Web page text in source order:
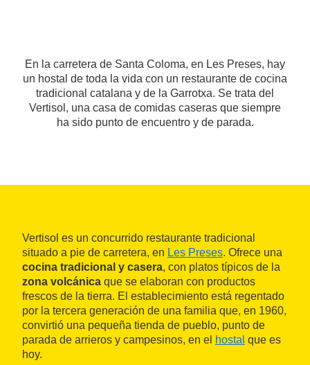
En la carretera de Santa Coloma, en Les Preses, hay
un hostal de toda la vida con un restaurante de cocina
tradicional catalana y de la Garrotxa. Se trata del
Vertisol, una casa de comidas caseras que siempre
ha sido punto de encuentro y de parada.
Vertisol es un concurrido restaurante tradicional
situado a pie de carretera, en Les Preses. Ofrece una
cocina tradicional y casera, con platos típicos de la
zona volcánica que se elaboran con productos
frescos de la tierra. El establecimiento está regentado
por la tercera generación de una familia que, en 1960,
convirtió una pequeña tienda de pueblo, punto de
parada de arrieros y campesinos, en el hostal que es
hoy.